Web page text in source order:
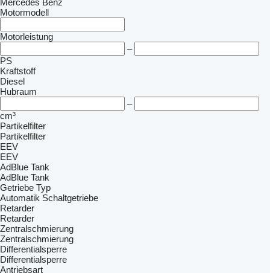
Mercedes Benz
Motormodell
Motorleistung
–
PS
Kraftstoff
Diesel
Hubraum
–
cm³
Partikelfilter
Partikelfilter
EEV
EEV
AdBlue Tank
AdBlue Tank
Getriebe Typ
Automatik Schaltgetriebe
Retarder
Retarder
Zentralschmierung
Zentralschmierung
Differentialsperre
Differentialsperre
Antriebsart